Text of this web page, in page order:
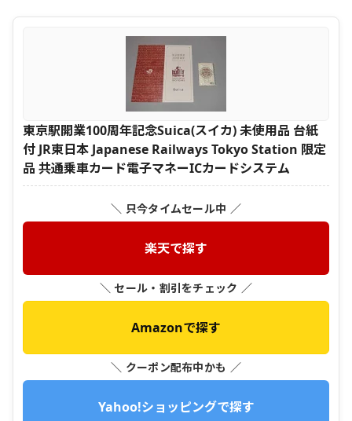
東京駅開業100周年記念Suica(スイカ) 未使用品 台紙
付 JR東日本 Japanese Railways Tokyo Station 限定
品 共通乗車カード電子マネーICカードシステム
＼ 只今タイムセール中 ／
楽天で探す
＼ セール・割引をチェック ／
Amazonで探す
＼ クーポン配布中かも ／
Yahoo!ショッピングで探す